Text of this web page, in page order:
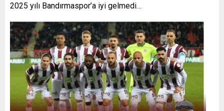
2025 yılı Bandırmaspor’a iyi gelmedi…